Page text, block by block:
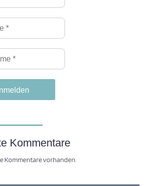
Kommentare
Kommentare vorhanden.